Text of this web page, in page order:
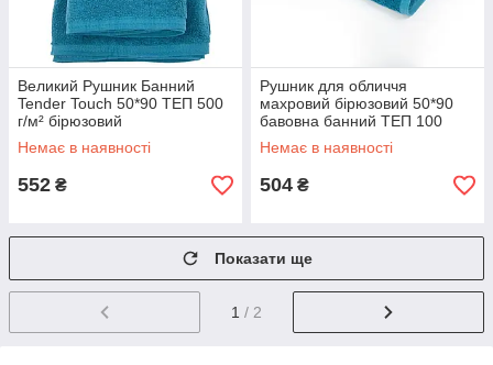
Великий Рушник Банний
Tender Touch 50*90 ТЕП 500
г/м² бірюзовий
Немає в наявності
552 ₴
Рушник для обличчя
махровий бірюзовий 50*90
бавовна банний ТЕП 100
cotton з петелькою «Honey»
Немає в наявності
504 ₴
Показати ще
1 / 2